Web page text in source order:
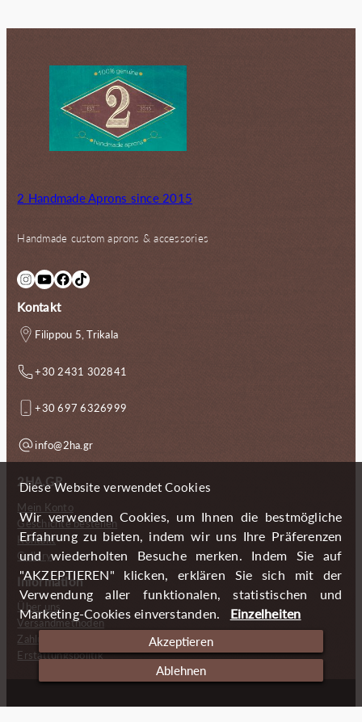
2 Handmade Aprons since 2015
Handmade custom aprons & accessories
InstagramYouTube Facebook TikTok
Kontakt
Filippou 5, Trikala
+30 2431 302841
+30 697 6326999
info@2ha.gr
2HA.GR
Mein Konto
Geschichte bestellen
Kontakt
Gallery
Information
Über uns
Versandmethoden
Zahlungsmöglichkeiten
Erstattungspolitik
Copyright (c) 2024 2 Handmade Aprons
Diese Website verwendet Cookies
Wir verwenden Cookies, um Ihnen die bestmögliche
Erfahrung zu bieten, indem wir uns Ihre Präferenzen
und wiederholten Besuche merken. Indem Sie auf
"AKZEPTIEREN" klicken, erklären Sie sich mit der
Verwendung aller funktionalen, statistischen und
Marketing-Cookies einverstanden.
Einzelheiten
Akzeptieren
Ablehnen